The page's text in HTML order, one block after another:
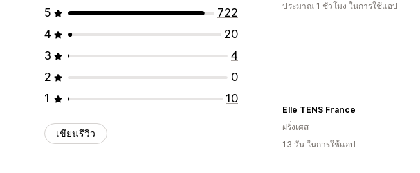
5
722
4
20
3
4
2
0
1
10
เขียนรีวิว
ประมาณ 1 ชั่วโมง ในการใช้แอป
Elle TENS France
ฝรั่งเศส
13 วัน ในการใช้แอป